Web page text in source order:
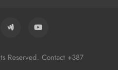
Cijene
Reserved. Contact +387